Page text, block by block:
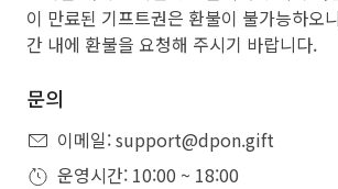
이 만료된 기프트권은 환불이 불가능하오
간 내에 환불을 요청해 주시기 바랍니다.
문의
이메일: support@dpon.gift
운영시간: 10:00 ~ 18:00